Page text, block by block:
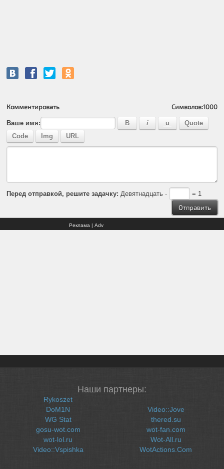
Комментировать Символов:1000
Ваше имя:
Перед отправкой, решите задачку: Девятнадцать - = 1
Реклама | Adv
Наши партнеры:
Rykoszet
DoM1N
WG Stat
gosu-wot.com
wot-lol.ru
Video::Vspishka
Video::Jove
thered.su
wot-fan.com
Wot-All.ru
WotActions.Com